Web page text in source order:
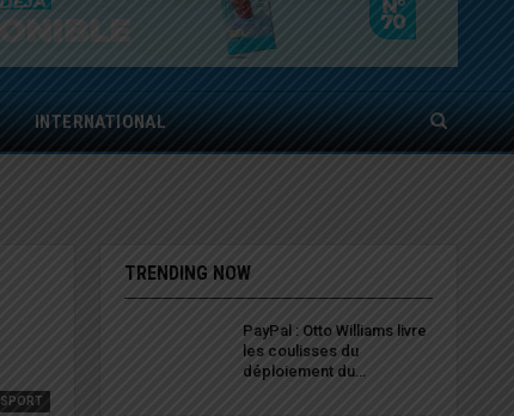
INTERNATIONAL
SPORT
TRENDING NOW
PayPal : Otto Williams livre
les coulisses du
déploiement du…